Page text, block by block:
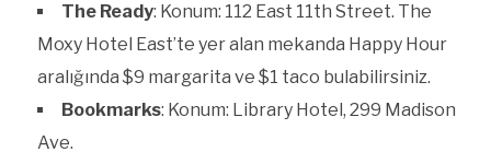
The Ready: Konum: 112 East 11th Street. The
Moxy Hotel East’te yer alan mekanda Happy Hour
aralığında $9 margarita ve $1 taco bulabilirsiniz.
Bookmarks: Konum: Library Hotel, 299 Madison
Ave.